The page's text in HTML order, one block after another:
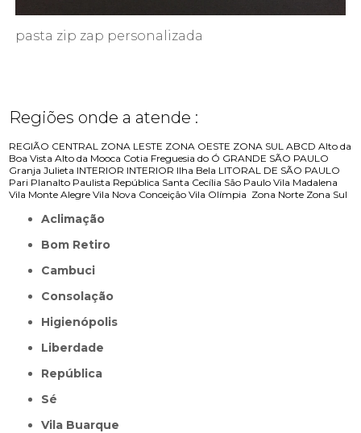
pasta zip zap personalizada
Regiões onde a atende :
REGIÃO CENTRAL ZONA LESTE ZONA OESTE ZONA SUL ABCD Alto da
Boa Vista Alto da Mooca Cotia Freguesia do Ó GRANDE SÃO PAULO
Granja Julieta INTERIOR INTERIOR Ilha Bela LITORAL DE SÃO PAULO
Pari Planalto Paulista República Santa Cecília São Paulo Vila Madalena
Vila Monte Alegre Vila Nova Conceição Vila Olímpia Zona Norte Zona Sul
Aclimação
Bom Retiro
Cambuci
Consolação
Higienópolis
Liberdade
República
Sé
Vila Buarque